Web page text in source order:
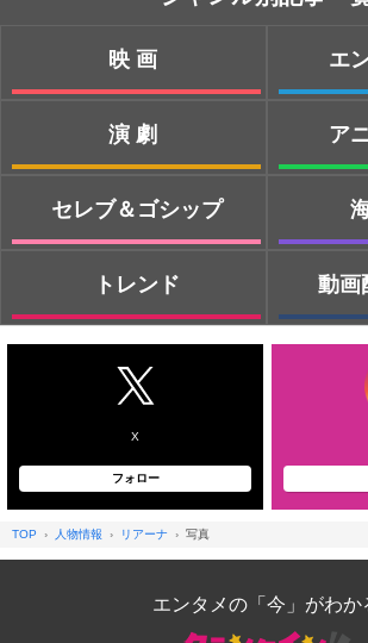
映画
演劇
セレブ＆ゴシップ
トレンド
エ
ア
動画
X
フォロー
TOP 人物情報 リアーナ 写真
エンタメの「今」がわか